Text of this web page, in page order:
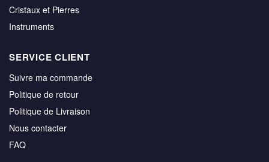
Cristaux et Pierres
Instruments
SERVICE CLIENT
Suivre ma commande
Politique de retour
Politique de Livraison
Nous contacter
FAQ